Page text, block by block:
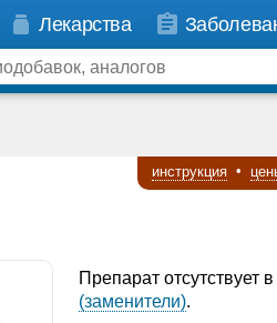
Лекарства
инструкция •
Препарат отсутствует
(заменители).